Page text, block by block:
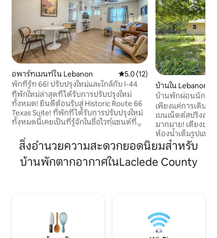
อพาร์ทเมนท์ใน Lebanon คะแนนเฉลี่ย 5.0 จาก 5, 12 รีวิว
5.0 (12)
พักที่รู้ท 66! ปรับปรุงใหม่และใกล้กับ I-44
ที่พักใหม่ล่าสุดที่ได้รับการปรับปรุงใหม่
ทั้งหมด! ยินดีต้อนรับสู่ Historic Route 66
Texas Suite! ที่พักที่ได้รับการปรับปรุงใหม่
ทั้งหมดนี้เคยเป็นที่รู้จักในชื่อไวท์แซนด์ที่
ตั้งอยู่ในทำเลที่สะดวกสบายใกล้กับ I-44 ใน
เลบานอน รัฐมิสซูรี ที่นี่คุณจะเพลิดเพลินไป
กับการพักผ่อนที่เงียบสงบและรื้อฟื้น
ประวัติศาสตร์ด้วยการหักมุมที่ทันสมัย! ตัว
ห้องน้ำ และห้องครัว
บ้านใน Lebanon
บ้านพักผ่อนนักเก็
เพียงแค่การเดินท
เบนเน็ตต์สปริงส์
มากมาย! เตียงขน
ห้องน้ำเต็มรูปแบบ
ได้รับการปรับปรุงใหม่! หน้าจอขน
และเตียงใหญ่กว่
เบดในห้องนั่งเล่น
ทันสมัยซึ่งเป็นเตี
เข้าบ้านนี่เป็นจุด
สิ่งอำนวยความสะดวกยอดนิยมสำหรับ
บ้านพักตากอากาศในLaclede County